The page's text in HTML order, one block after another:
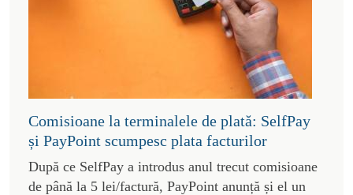
Comisioane la terminalele de plată: SelfPay
și PayPoint scumpesc plata facturilor
După ce SelfPay a introdus anul trecut comisioane
de până la 5 lei/factură, PayPoint anunță și el un